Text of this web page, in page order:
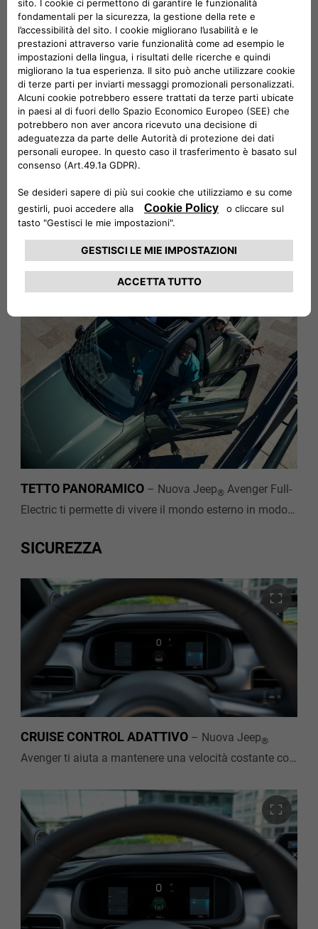
Terrain aggiunge un ulteriore accento di carattere agli
interni.
NUOVI RIVESTIMENTI–Nuova Jeep
Elettrica porta il comfort e l'attenzione al dettaglio ad
un livello superiore grazie ai nuovi rivestimenti in
tessuto e vinile.
TETTO PANORAMICO – Nuova Jeep® Avenger Full-
Electric ti permette di vivere il mondo esterno in modo
una dimensione open-air alle tue avventure.
SICUREZZA
CRUISE CONTROL ADATTIVO – Nuova Jeep®
Avenger ti aiuta a mantenere una velocità costante con
distanza dal veicolo che precede, per rendere i tuoi
viaggi più rilassanti.